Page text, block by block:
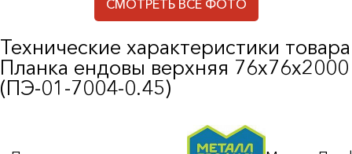
СМОТРЕТЬ ВСЕ ФОТО
Технические характеристики товара
Планка ендовы верхняя 76х76х2000
(ПЭ-01-7004-0.45)